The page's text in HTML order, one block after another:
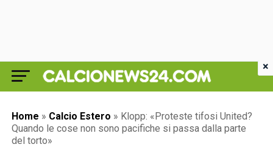
Home » Calcio Estero » Klopp: «Proteste tifosi United?
Quando le cose non sono pacifiche si passa dalla parte
del torto»
×